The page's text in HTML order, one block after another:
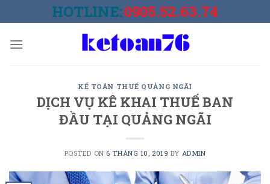
to
HOTLINE:0905.52.63.74
KẾ TOÁN THUẾ QUẢNG NGÃI
DỊCH VỤ KÊ KHAI THUẾ BAN
ĐẦU TẠI QUẢNG NGÃI
POSTED ON6 THÁNG 10, 2019 BY ADMIN